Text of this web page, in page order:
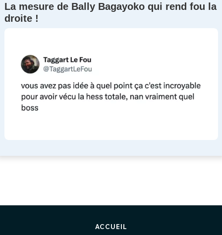
La mesure de Bally Bagayoko qui rend fou la
droite !
ACCUEIL